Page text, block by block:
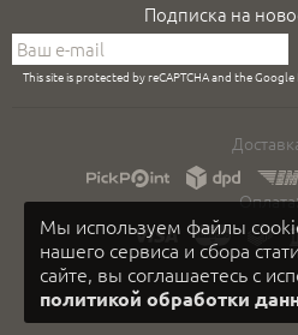
Мы используем файлы
нашего сервиса и сбора
сайте, вы соглашаетесь с
политикой обработки
Подписка на
This site is protected by reCAPTCHA and the Google
Оплата: